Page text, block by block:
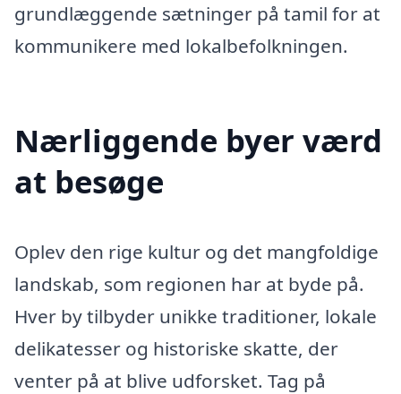
grundlæggende sætninger på tamil for at
kommunikere med lokalbefolkningen.
Nærliggende byer værd
at besøge
Oplev den rige kultur og det mangfoldige
landskab, som regionen har at byde på.
Hver by tilbyder unikke traditioner, lokale
delikatesser og historiske skatte, der
venter på at blive udforsket. Tag på